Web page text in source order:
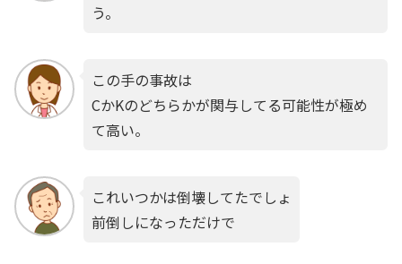
う。
この手の事故は
CかKのどちらかが関与してる可能性が極め
て高い。
これいつかは倒壊してたでしょ
前倒しになっただけで